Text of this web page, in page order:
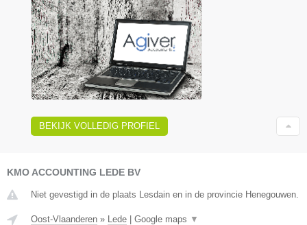
BEKIJK VOLLEDIG PROFIEL
KMO ACCOUNTING LEDE BV
Niet gevestigd in de plaats Lesdain en in de provincie Henegouwen.
Oost-Vlaanderen » Lede Google maps ▼